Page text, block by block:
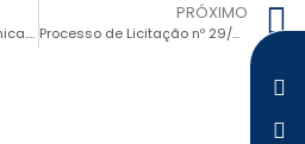
Aviso de Dispensa Eletrônica. Processo nº 32/2024, Dispensa Eletrônica nº 21/2024 – Aquisição de materiais médico-hospitalares
PRÓXIMO
Processo de Licitação nº 29/2024, Dispensa Eletrônica nº 18 – Convênio odontológico e seguro de vida